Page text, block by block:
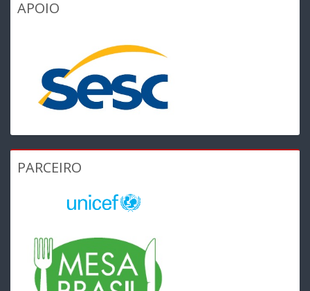
APOIO
PARCEIRO